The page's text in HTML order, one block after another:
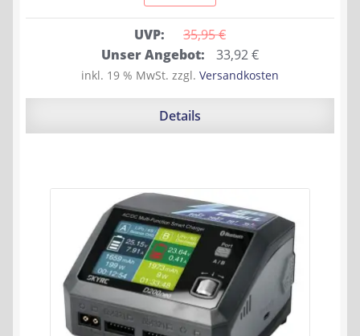
UVP: 35,95 €
Ursprünglicher
Preis
war:
Unser Angebot: 33,92€Aktueller
Preis
ist:
inkl. 19 % MwSt. zzgl. Versandkosten
Details